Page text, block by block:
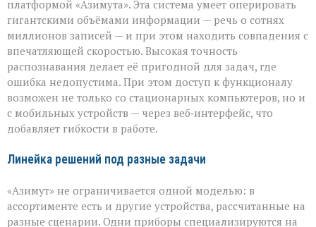
платформой «Азимута». Эта система умеет оперировать
гигантскими объёмами информации — речь о сотнях
миллионов записей — и при этом находить совпадения с
впечатляющей скоростью. Высокая точность
распознавания делает её пригодной для задач, где
ошибка недопустима. При этом доступ к функционалу
возможен не только со стационарных компьютеров, но и
с мобильных устройств — через веб‑интерфейс, что
добавляет гибкости в работе.
Линейка решений под разные задачи
«Азимут» не ограничивается одной моделью: в
ассортименте есть и другие устройства, рассчитанные на
разные сценарии. Одни приборы специализируются на